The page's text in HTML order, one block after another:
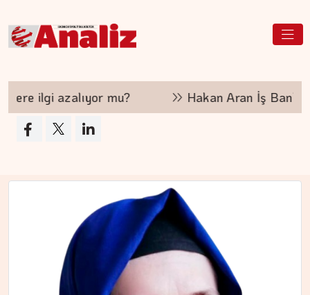
Hakan Aran İş Bankası Genel
MEZİN DEDEYİ
Cebimiz, yalnızca cebimizi…